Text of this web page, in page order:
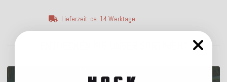
Lieferzeit: ca. 14 Werktage